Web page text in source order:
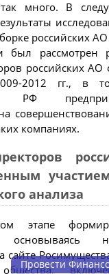
много. В
российских АО
был рассмотрен
российских АО
2012 гг., в
РФ
компаниях.
анализа
этапе
основываясь
сайте
Провести